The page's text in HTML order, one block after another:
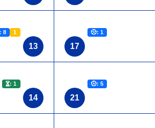
: 8 1
13
: 1
14
17
: 1
21
: 5